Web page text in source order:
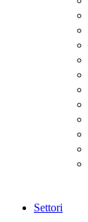
Settori